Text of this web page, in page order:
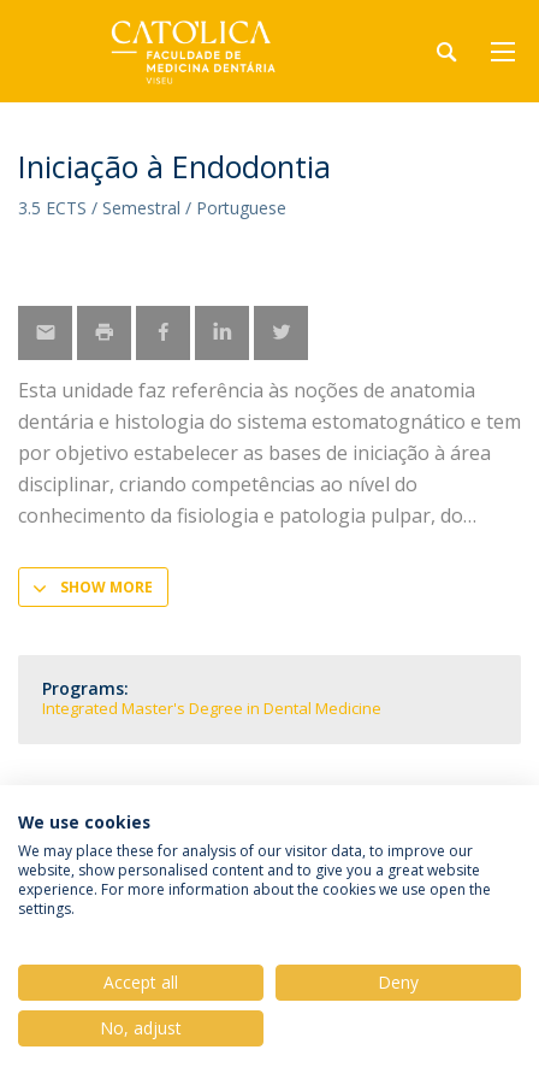
Iniciação à Endodontia
3.5 ECTS / Semestral / Portuguese
Esta unidade faz referência às noções de anatomia
dentária e histologia do sistema estomatognático e tem
por objetivo estabelecer as bases de iniciação à área
disciplinar, criando competências ao nível do
conhecimento da fisiologia e patologia pulpar, do
SHOW MORE
Programs:
Integrated Master's Degree in Dental Medicine
Privacy Policy Terms & Conditions Rights of Data Subjects
© 2026 Universidade Católica Portuguesa
We use cookies
We may place these for analysis of our visitor data, to improve our
website, show personalised content and to give you a great website
experience. For more information about the cookies we use open the
settings.
Accept all
Deny
No, adjust